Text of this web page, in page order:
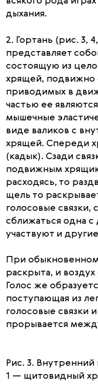
дыхания.
2. Гортань (рис. 3,
представляет
состоящую из
хрящей, подвижно
приводимых в
частью ее
мышечные
виде валиков с
хрящей. Спереди
(кадык). Сзади
подвижным
расходясь, то
щель то
голосовые связки,
сближаться одна
участвуют и
При
раскрыта, и
Голос же
поступающая из
голосовые связки
прорывается
Рис. 3.
1 — щитовидный